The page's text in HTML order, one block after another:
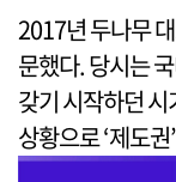
2017년 두나무
문했다. 당시는
갖기 시작하던
상황으로 ‘제도